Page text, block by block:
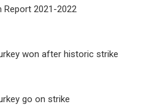
Report 2021-2022
won after historic strike
go on strike